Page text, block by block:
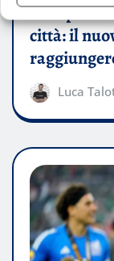
Olimpia
città: il
Luca